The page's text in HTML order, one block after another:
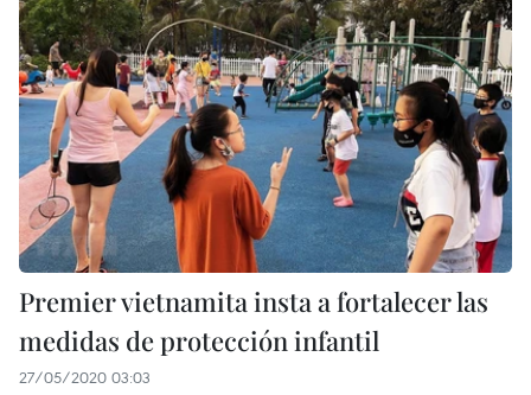
Premier vietnamita insta a fortalecer las
medidas de protección infantil
27/05/2020 03:03